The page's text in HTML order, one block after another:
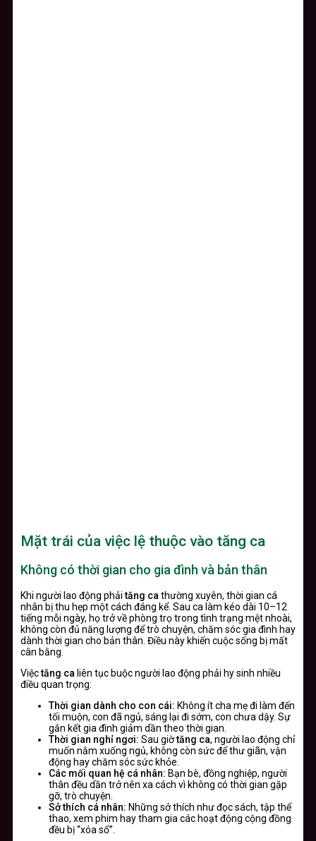
Mặt trái của việc lệ thuộc vào tăng ca
Không có thời gian cho gia đình và bản thân
Khi người lao động phảităng cathường xuyên, thời gian cá
nhân bị thu hẹp một cách đáng kể. Sau ca làm kéo dài 10–12
tiếng mỗi ngày, họ trở về phòng trọ trong tình trạng mệt nhoài,
không còn đủ năng lượng để trò chuyện, chăm sóc gia đình hay
dành thời gian cho bản thân. Điều này khiến cuộc sống bị mất
cân bằng.
Việctăng ca liên tục buộc người lao động phải hy sinh nhiều
điều quan trọng:
Thời gian dành cho con cái: Không ít cha mẹ đi làm đến
tối muộn, con đã ngủ, sáng lại đi sớm, con chưa dậy. Sự
gắn kết gia đình giảm dần theo thời gian.
Thời gian nghỉ ngơi: Sau giờtăng ca, người lao động chỉ
muốn nằm xuống ngủ, không còn sức để thư giãn, vận
động hay chăm sóc sức khỏe.
Các mối quan hệ cá nhân: Bạn bè, đồng nghiệp, người
thân đều dần trở nên xa cách vì không có thời gian gặp
gỡ, trò chuyện.
Sở thích cá nhân: Những sở thích như đọc sách, tập thể
thao, xem phim hay tham gia các hoạt động cộng đồng
đều bị “xóa sổ”.